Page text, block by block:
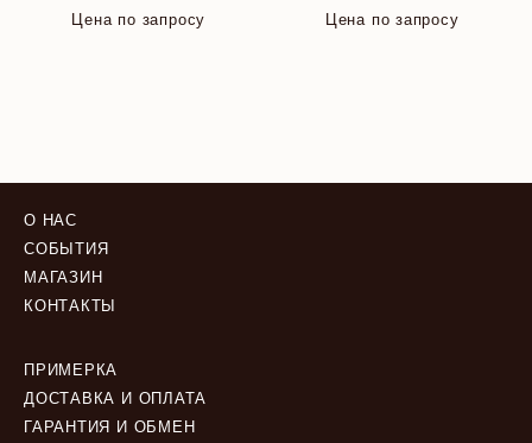
Цена по запросу Цена по запросу
О НАС
СОБЫТИЯ
МАГАЗИН
КОНТАКТЫ
ПРИМЕРКА
ДОСТАВКА И ОПЛАТА
ГАРАНТИЯ И ОБМЕН